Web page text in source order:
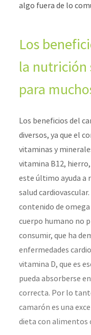
algo fuera de lo
Los
la nutrición
para
Los beneficios del
diversos, ya que el
vitaminas y
vitamina B12,
este último ayuda a
salud
contenido de omega
cuerpo humano no
consumir, que ha
enfermedades
vitamina D, que es
pueda absorberse
correcta. Por lo
camarón es una
dieta con